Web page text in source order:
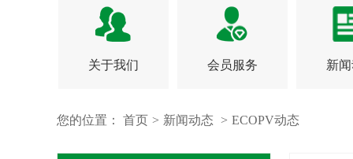
关于我们 会员服务 新
您的位置： 首页 > 新闻动态 > ECOPV动态